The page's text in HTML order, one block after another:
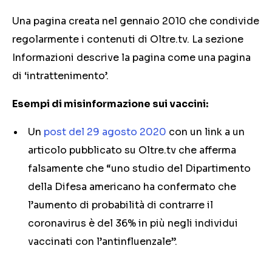
Una pagina creata nel gennaio 2010 che condivide
regolarmente i contenuti di Oltre.tv. La sezione
Informazioni descrive la pagina come una pagina
di ‘intrattenimento’.
Esempi di misinformazione sui vaccini:
Un post del 29 agosto 2020 con un link a un
articolo pubblicato su Oltre.tv che afferma
falsamente che “uno studio del Dipartimento
della Difesa americano ha confermato che
l’aumento di probabilità di contrarre il
coronavirus è del 36% in più negli individui
vaccinati con l’antinfluenzale”.